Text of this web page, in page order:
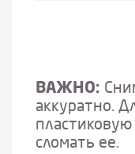
ВАЖНО:
аккуратно.
сломать ее.